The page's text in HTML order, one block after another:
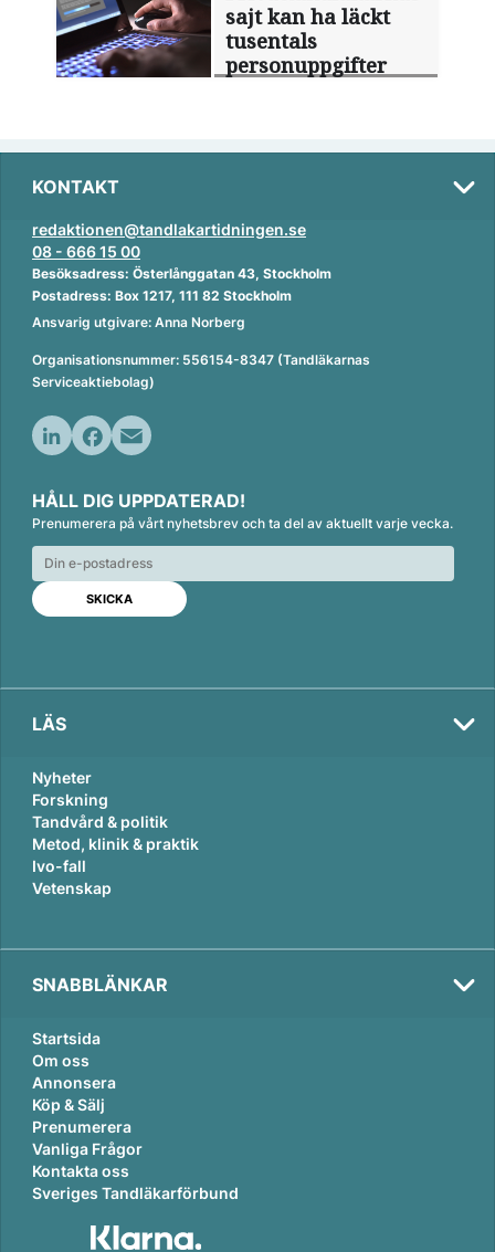
sajt kan ha läckt
tusentals
personuppgifter
KONTAKT
redaktionen@tandlakartidningen.se
08 - 666 15 00
Besöksadress: Österlånggatan 43, Stockholm
Postadress: Box 1217, 111 82 Stockholm
Ansvarig utgivare: Anna Norberg
Organisationsnummer: 556154-8347 (Tandläkarnas
Serviceaktiebolag)
n
k
e
d
n
c
e
b
o
o
k
a
i
l
HÅLL DIG UPPDATERAD!
Prenumerera på vårt nyhetsbrev och ta del av aktuellt varje vecka.
LÄS
Nyheter
Forskning
Tandvård & politik
Metod, klinik & praktik
Ivo-fall
Vetenskap
SNABBLÄNKAR
Startsida
Om oss
Annonsera
Köp & Sälj
Prenumerera
Vanliga Frågor
Kontakta oss
Sveriges Tandläkarförbund